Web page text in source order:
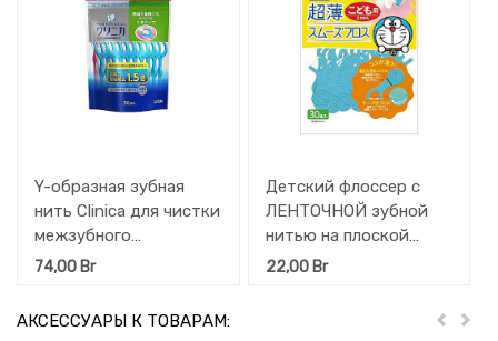
Y-образная зубная
нить Clinica для чистки
межзубного
пространства 30 шт
74,00 Br
Детский флоссер с
ЛЕНТОЧНОЙ зубной
нитью на плоской
ручке EBISU (с 2 лет)
22,00Br
АКСЕССУАРЫ К ТОВАРАМ: Пред